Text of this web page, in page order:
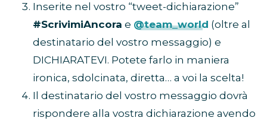
Inserite nel vostro “tweet-dichiarazione”
#ScrivimiAncora e @team_world (oltre al
destinatario del vostro messaggio) e
DICHIARATEVI. Potete farlo in maniera
ironica, sdolcinata, diretta… a voi la scelta!
Il destinatario del vostro messaggio dovrà
rispondere alla vostra dichiarazione avendo